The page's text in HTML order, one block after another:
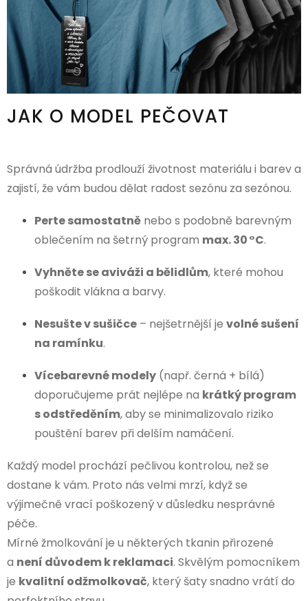
JAK O MODEL PEČOVAT
Správná údržba prodlouží životnost materiálu i barev a
zajistí, že vám budou dělat radost sezónu za sezónou.
Perte samostatně nebo s podobně barevným
oblečením na šetrný program max. 30 °C.
Vyhněte se aviváži a bělidlům, které mohou
poškodit vlákna a barvy.
Nesušte v sušičce – nejšetrnější je volné sušení
na ramínku.
Vícebarevné modely (např. černá + bílá)
doporučujeme prát nejlépe na krátký program
s odstředěním, aby se minimalizovalo riziko
pouštění barev při delším namáčení.
Každý model prochází pečlivou kontrolou, než se
dostane k vám. Proto nás velmi mrzí, když se
výjimečně vrací poškozený v důsledku nesprávné
péče.
Mírné žmolkování je u některých tkanin přirozené
a není důvodem k reklamaci. Skvělým pomocníkem
je kvalitní odžmolkovač, který šaty snadno vrátí do